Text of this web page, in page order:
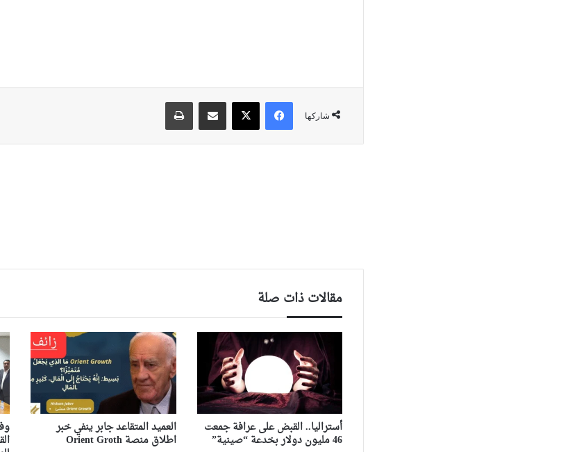
شاركها
فيسبوك ‫X مشاركة عبر البريد طباعة
مقالات ذات صلة
أستراليا.. القبض على عرافة جمعت
46 مليون دولار بخدعة “صينية”
العميد المتقاعد جابر ينفي خبر
اطلاق منصة Orient Groth